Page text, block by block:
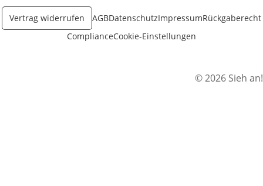
Vertrag widerrufen AGBDatenschutzImpressumRückgaberecht
ComplianceCookie-Einstellungen
© 2026 Sieh an!